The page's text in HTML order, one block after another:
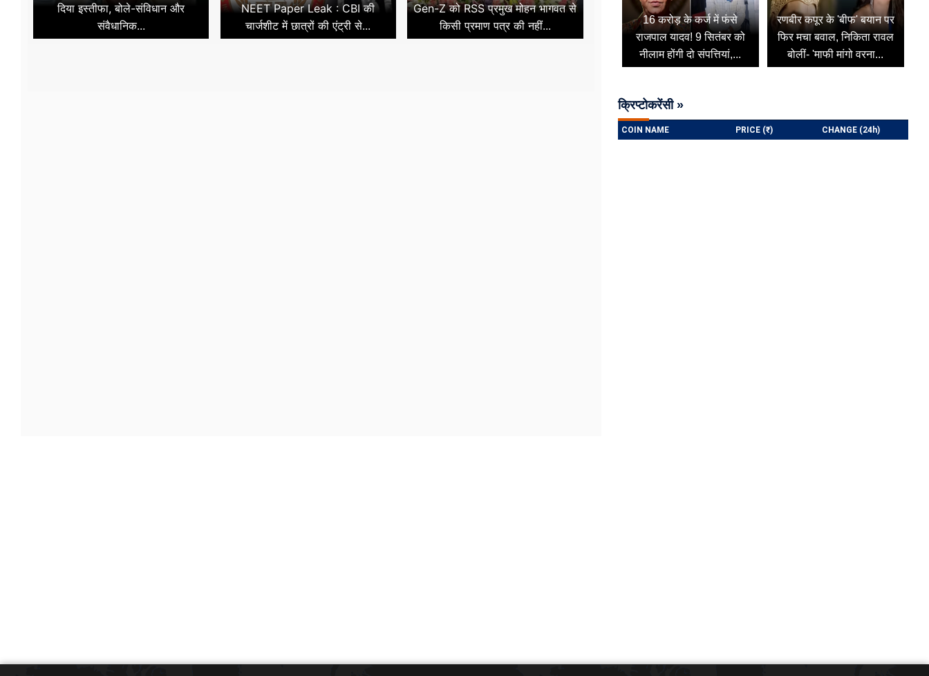
दिया इस्तीफा, बोले-संविधान और
संवैधानिक...
NEET Paper Leak : CBI की
चार्जशीट में छात्रों की एंट्री से...
Gen-Z को RSS प्रमुख मोहन भागवत से
किसी प्रमाण पत्र की नहीं...
16 करोड़ के कर्ज में फंसे
राजपाल यादव! 9 सितंबर को
नीलाम होंगी दो संपत्तियां,...
रणबीर कपूर के 'बीफ' बयान पर
फिर मचा बवाल, निकिता रावल
बोलीं- 'माफी मांगो वरना...
क्रिप्टोकरेंसी »